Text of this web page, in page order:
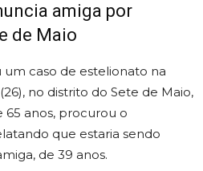
amiga por
de Maio
caso de estelionato na
no distrito do Sete de Maio,
65 anos, procurou o
que estaria sendo
de 39 anos.